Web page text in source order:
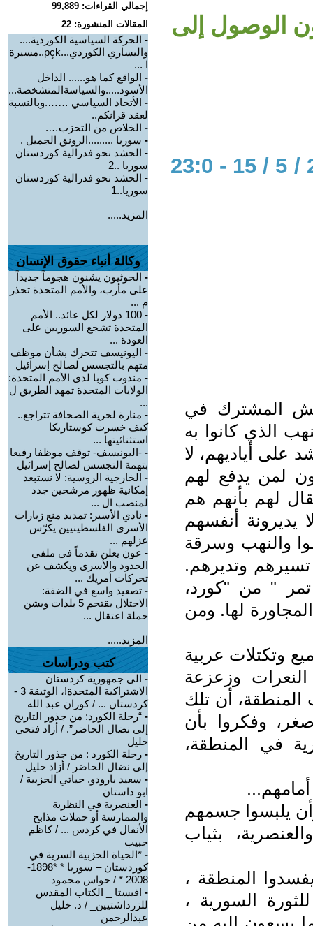
الوصول إلى
الحوار المتمدن-العدد: 4093 - 2013 / 5 / 15 - 23:0
المشترك في
الذي كانوا به
على أياديهم، لا
لمن يدفع لهم
لهم بأنهم هم
يديرونة أنفسهم
والنهب وسرقة
تسيرهم وتديرهم.
" من "كورد،
لها. ومن
وتكتلات عربية
وزعزعة
المنطقة، أن تلك
وفكروا بأن
في المنطقة،
وأن يلبسوا جسمهم
بثياب
المنطقة ،
السورية ،
إجمالي القراءات: 99,889
المقالات المنشورة: 22
- الحركة السياسية الكوردية....
واليساري الكوردي...pçk..مسيرة
ا ...
- الواقع كما هو...... الداخل
الأسود.....والسياسةالمتشخصة...
- الأتحاد السياسي …….وبالنسبة
لعقد قرانكم..
- الخلاص من التحزب….
- سوريا .........الرونق الجميل .
- الحشد نحو فدرالية كوردستان
سوريا ..2
- الحشد نحو فدرالية كوردستان
سوريا..1
المزيد.....
وكالة أنباء حقوق الإنسان
- الحوثيون يشنون هجوماً جديداً
على مأرب، والأمم المتحدة تحذر
م ...
-
100 دولار لكل عائد.. الأمم
المتحدة تشجع السوريين على
العودة ...
- اليونيسف تتحرك بشأن موظف
متهم بالتجسس لصالح إسرائيل
- مندوب كوبا لدى الأمم المتحدة:
الولايات المتحدة تمهد الطريق ل
...
- منارة لحرية الصحافة تتراجع..
كيف خسرت كوستاريكا
استثنائيتها ...
- -اليونيسف- توقف موظفا رفيعا
بتهمة التجسس لصالح إسرائيل
- الخارجية الروسية: لا نستبعد
إمكانية ظهور مرشحين جدد
لمنصب ال ...
- نادي الأسير: تمديد منع زيارات
الأسرى الفلسطينيين يكرّس
عزلهم ...
- عون يعلن تقدماً في ملفي
الحدود والأسرى ويكشف عن
تحركات أمريك ...
- تصعيد واسع في الضفة:
الاحتلال يقتحم 5 بلدات ويشن
حملة اعتقال ...
المزيد.....
كتب ودراسات
- الى جمهورية كردستان
الاشتراكية المتحدة!، الوثيقة 3 -
كردستان ... / كوران عبد الله
- “رحلة الكورد: من جذور التاريخ
إلى نضال الحاضر”. / أزاد فتحي
خليل
- رحلة الكورد : من جذور التاريخ
إلى نضال الحاضر / أزاد خليل
- سعید بارودو. حیاتي الحزبیة /
ابو داستان
- العنصرية في النظرية
والممارسة أو حملات مذابح
الأنفال في كردس ... / كاظم
حبيب
- *الحياة الحزبية السرية في
كوردستان – سوريا * *1898-
2008 * / حواس محمود
- افيستا _ الكتاب المقدس
للزرداشتيين_ / د. خليل
عبدالرحمن